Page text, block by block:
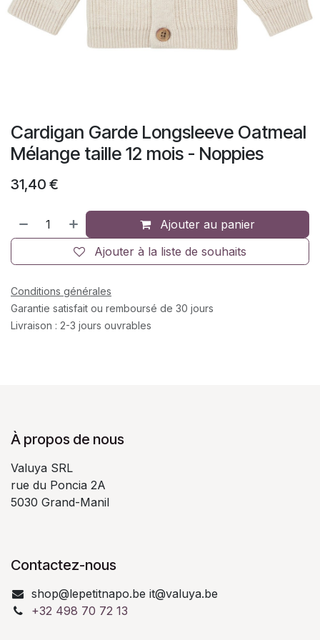
Cardigan Garde Longsleeve Oatmeal
Mélange taille 12 mois - Noppies
31,40 €
Ajouter au panier
Ajouter à la liste de souhaits
Conditions générales
Garantie satisfait ou remboursé de 30 jours
Livraison : 2-3 jours ouvrables
À propos de nous
Valuya SRL
rue du Poncia 2A
5030 Grand-Manil
Contactez-nous
shop@lepetitnapo.be it@valuya.be
+32 498 70 72 13